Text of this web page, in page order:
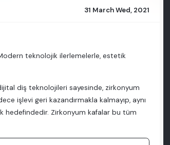
31 March Wed, 2021
teknolojik ilerlemelerle, estetik
diş teknolojileri sayesinde, zirkonyum
işlevi geri kazandırmakla kalmayıp, aynı
hedefindedir. Zirkonyum kafalar bu tüm